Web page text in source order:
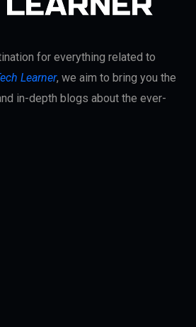
for everything related to
Learner, we aim to bring you the
in-depth blogs about the ever-